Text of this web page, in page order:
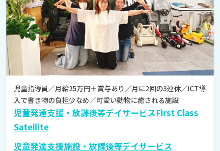
児童指導員／月給25万円＋賞与あり／月に2回の3連休／ICT導
入で書き物の負担少なめ／可愛い動物に癒される施設
児童発達支援・放課後等デイサービスFirst Class
Satellite
児童発達支援施設・放課後等デイサービス